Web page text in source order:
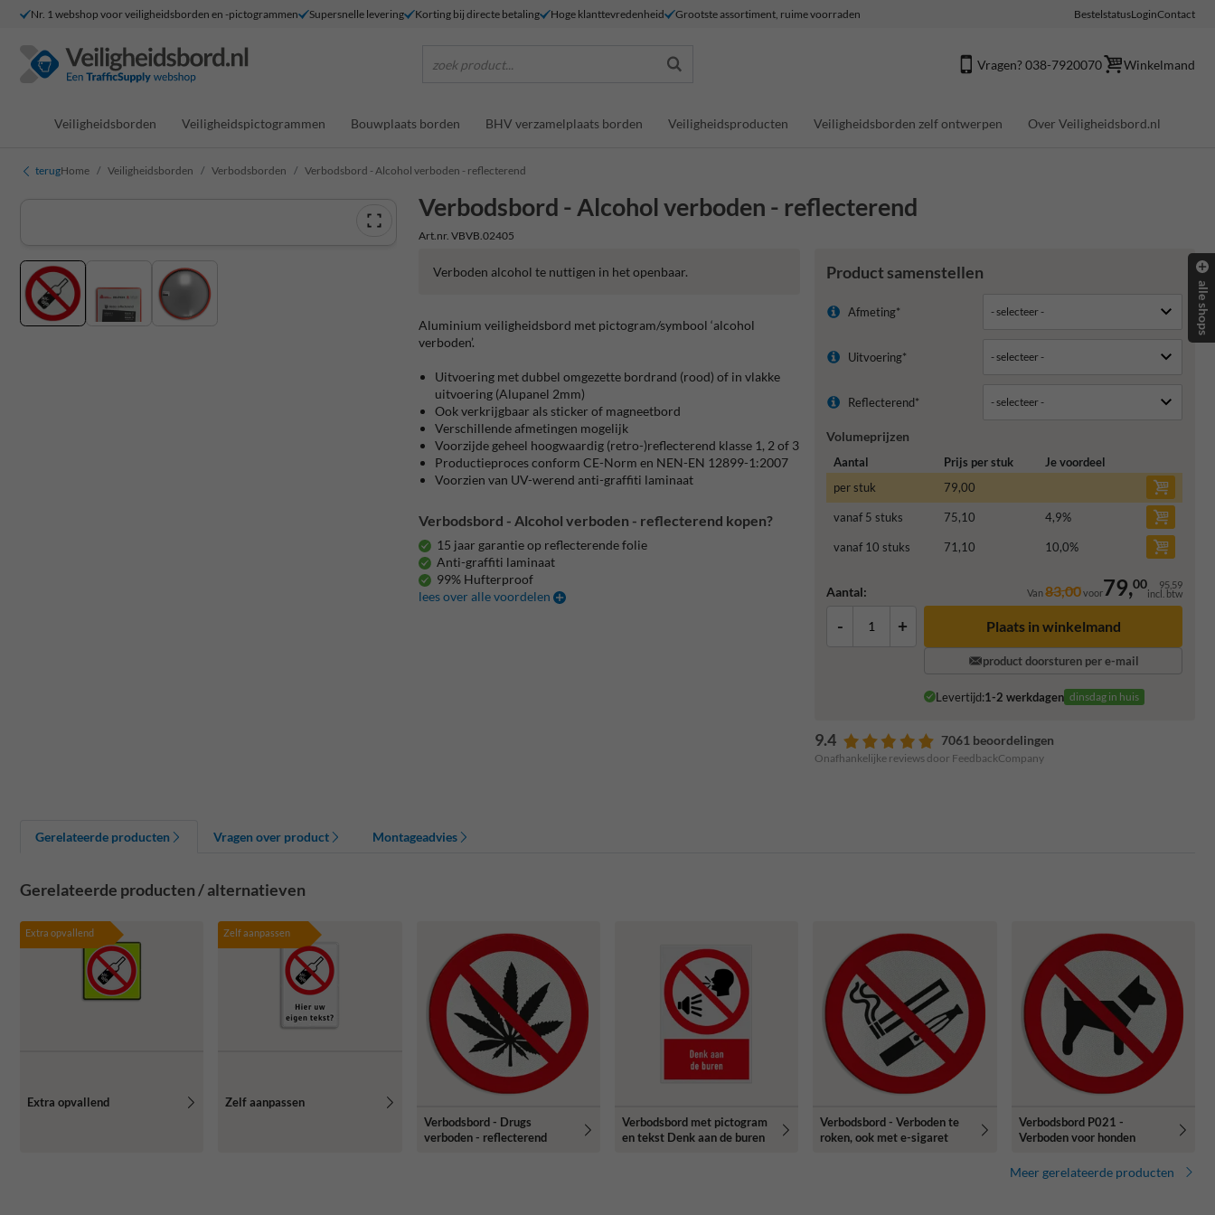
Nr. 1 webshop voor veiligheidsborden en -pictogrammen Supersnelle levering Korting bij directe betaling Hoge klanttevredenheid Grootste assortiment, ruime voorraden BestelstatusLoginContact
zoek product... Vragen? 038-7920070 Winkelmand
Veiligheidsborden Veiligheidspictogrammen Bouwplaats borden BHV verzamelplaats borden Veiligheidsproducten Veiligheidsborden zelf ontwerpen Over Veiligheidsbord.nl
terugHome Veiligheidsborden Verbodsborden Verbodsbord - Alcohol verboden - reflecterend
Verbodsbord - Alcohol verboden - reflecterend
Art.nr. VBVB.02405
Product samenstellen
Afmeting*
Uitvoering*
Reflecterend*
Volumeprijzen
Aantal Prijs per stuk
Je voordeel
per stuk
79,00
vanaf 5 stuks 75,10 4,9%
vanaf 10 stuks 71,10 10,0%
Aantal: Van83,00voor79,00 95,59
incl. btw
- + Plaats in winkelmand
product doorsturen per e-mail
Levertijd:1-2 werkdagen dinsdag in huis
9.4 7061 beoordelingen
Onafhankelijke reviews door FeedbackCompany
Verboden alcohol te nuttigen in het openbaar.
Aluminium veiligheidsbord met pictogram/symbool ‘alcohol
verboden’.
Uitvoering met dubbel omgezette bordrand (rood) of in vlakke
uitvoering (Alupanel 2mm)
Ook verkrijgbaar als sticker of magneetbord
Verschillende afmetingen mogelijk
Voorzijde geheel hoogwaardig (retro-)reflecterend klasse 1, 2 of 3
Productieproces conform CE-Norm en NEN-EN 12899-1:2007
Voorzien van UV-werend anti-graffiti laminaat
Verbodsbord - Alcohol verboden - reflecterend kopen?
15 jaar garantie op reflecterende folie
Anti-graffiti laminaat
99% Hufterproof
lees over alle voordelen
Gerelateerde producten Vragen over product Montageadvies
Gerelateerde producten / alternatieven
Extra opvallend
Extra opvallend
Zelf aanpassen
Zelf aanpassen
Verbodsbord - Drugs
verboden - reflecterend
Verbodsbord met pictogram
en tekst Denk aan de buren
Verbodsbord - Verboden te
roken, ook met e-sigaret
Verbodsbord P021 -
Verboden voor honden
Meer gerelateerde producten
alle shops